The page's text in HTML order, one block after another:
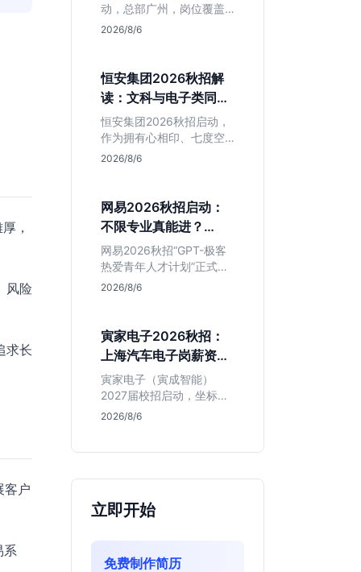
，
风险
求长
客户
系
动，总部广州，岗位覆盖
技术、美术、策划。PHP
想接触项目全流程的应届
生，追求大厂光环者慎
投。
2026/8/6
恒安集团2026秋招解
读：文科与电子类同学
的稳妥选择？
恒安集团2026秋招启动，
作为拥有心相印、七度空
间等国民品牌的快消巨
生项目，明确文商科主攻
品牌营销、理工科侧重技
术支持的岗位逻辑，客观
分析传统制造业薪资平稳
但平台扎实的特点，助应
届生快速判断投递价值。
2026/8/6
网易2026秋招启动：
不限专业真能进？
GPT-极客计划解读
网易2026秋招“GPT-极客
热爱青年人才计划”正式开
启，主打不限专业与学
划、算法），分析非科班
同学的投递机会与真实门
槛，帮你判断是否值得
投。
2026/8/6
寅家电子2026秋招：
上海汽车电子岗薪资与
岗位全解析
寅家电子（寅成智能）
2027届校招启动，坐标上
海。本文解析百人规模汽
成长路径，助你判断是否
2026/8/6
立即开始
免费制作简历